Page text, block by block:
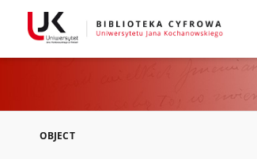
OBJECT